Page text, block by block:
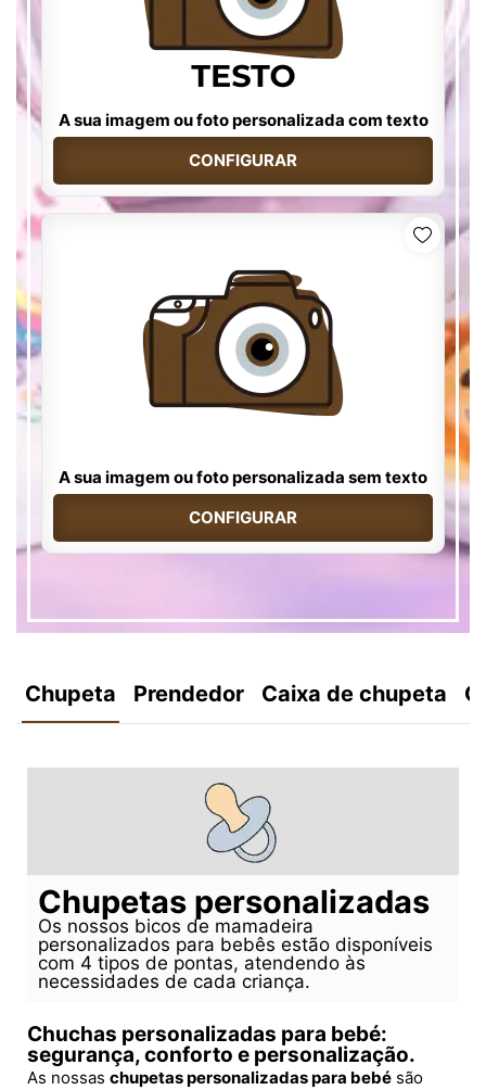
A sua imagem ou foto personalizada com texto
CONFIGURAR
A sua imagem ou foto personalizada sem texto
CONFIGURAR
Chupeta Prendedor Caixa de chupeta
Chupetas personalizadas
Os nossos bicos de mamadeira
personalizados para bebês estão disponíveis
com 4 tipos de pontas, atendendo às
necessidades de cada criança.
Chuchas personalizadas para bebé:
segurança, conforto e personalização.
As nossas chupetas personalizadas para bebé são